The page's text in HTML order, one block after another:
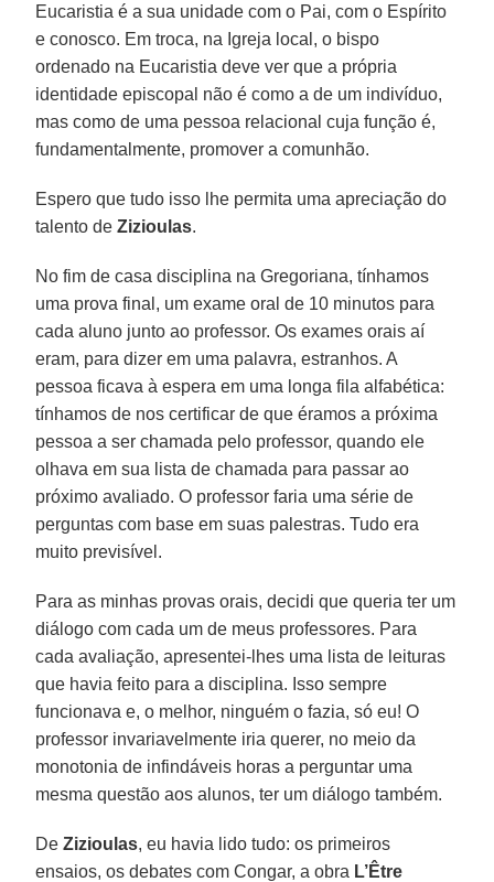
Eucaristia é a sua unidade com o Pai, com o Espírito
e conosco. Em troca, na Igreja local, o bispo
ordenado na Eucaristia deve ver que a própria
identidade episcopal não é como a de um indivíduo,
mas como de uma pessoa relacional cuja função é,
fundamentalmente, promover a comunhão.
Espero que tudo isso lhe permita uma apreciação do
talento deZizioulas.
No fim de casa disciplina na Gregoriana, tínhamos
uma prova final, um exame oral de 10 minutos para
cada aluno junto ao professor. Os exames orais aí
eram, para dizer em uma palavra, estranhos. A
pessoa ficava à espera em uma longa fila alfabética:
tínhamos de nos certificar de que éramos a próxima
pessoa a ser chamada pelo professor, quando ele
olhava em sua lista de chamada para passar ao
próximo avaliado. O professor faria uma série de
perguntas com base em suas palestras. Tudo era
muito previsível.
Para as minhas provas orais, decidi que queria ter um
diálogo com cada um de meus professores. Para
cada avaliação, apresentei-lhes uma lista de leituras
que havia feito para a disciplina. Isso sempre
funcionava e, o melhor, ninguém o fazia, só eu! O
professor invariavelmente iria querer, no meio da
monotonia de infindáveis horas a perguntar uma
mesma questão aos alunos, ter um diálogo também.
DeZizioulas, eu havia lido tudo: os primeiros
ensaios, os debates com Congar, a obra L’Être